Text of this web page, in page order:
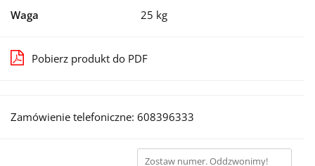
Waga 25 kg
Pobierz produkt do PDF
Zamówienie telefoniczne: 608396333